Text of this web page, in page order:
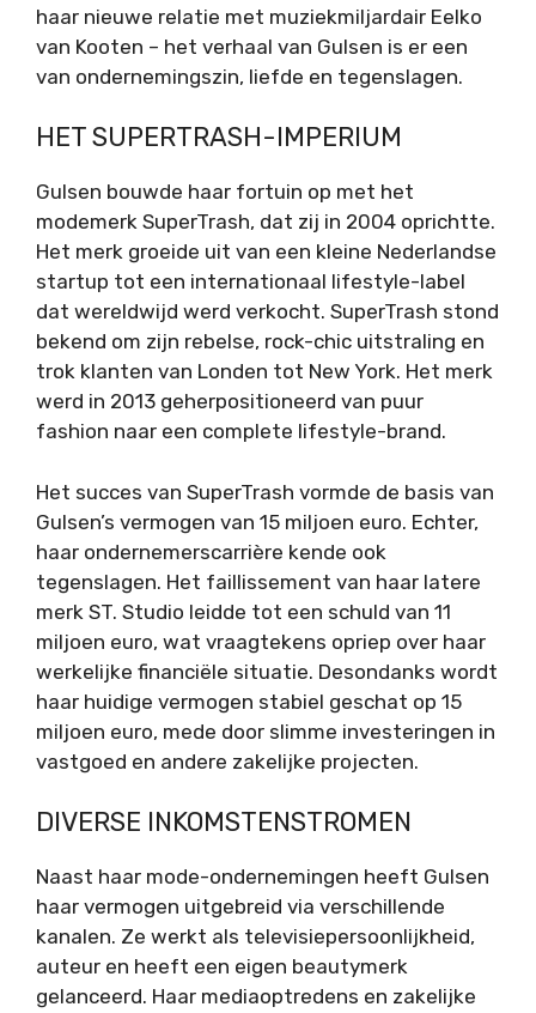
haar nieuwe relatie met muziekmiljardair Eelko
van Kooten – het verhaal van Gulsen is er een
van ondernemingszin, liefde en tegenslagen.
HET SUPERTRASH-IMPERIUM
Gulsen bouwde haar fortuin op met het
modemerk SuperTrash, dat zij in 2004 oprichtte.
Het merk groeide uit van een kleine Nederlandse
startup tot een internationaal lifestyle-label
dat wereldwijd werd verkocht. SuperTrash stond
bekend om zijn rebelse, rock-chic uitstraling en
trok klanten van Londen tot New York. Het merk
werd in 2013 geherpositioneerd van puur
fashion naar een complete lifestyle-brand.
Het succes van SuperTrash vormde de basis van
Gulsen’s vermogen van 15 miljoen euro. Echter,
haar ondernemerscarrière kende ook
tegenslagen. Het faillissement van haar latere
merk ST. Studio leidde tot een schuld van 11
miljoen euro, wat vraagtekens opriep over haar
werkelijke financiële situatie. Desondanks wordt
haar huidige vermogen stabiel geschat op 15
miljoen euro, mede door slimme investeringen in
vastgoed en andere zakelijke projecten.
DIVERSE INKOMSTENSTROMEN
Naast haar mode-ondernemingen heeft Gulsen
haar vermogen uitgebreid via verschillende
kanalen. Ze werkt als televisiepersoonlijkheid,
auteur en heeft een eigen beautymerk
gelanceerd. Haar mediaoptredens en zakelijke